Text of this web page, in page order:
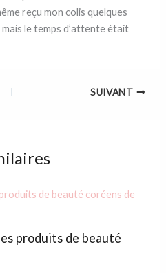
reçu mon colis quelques
mais le temps d’attente était
SUIVANT
produits de beauté